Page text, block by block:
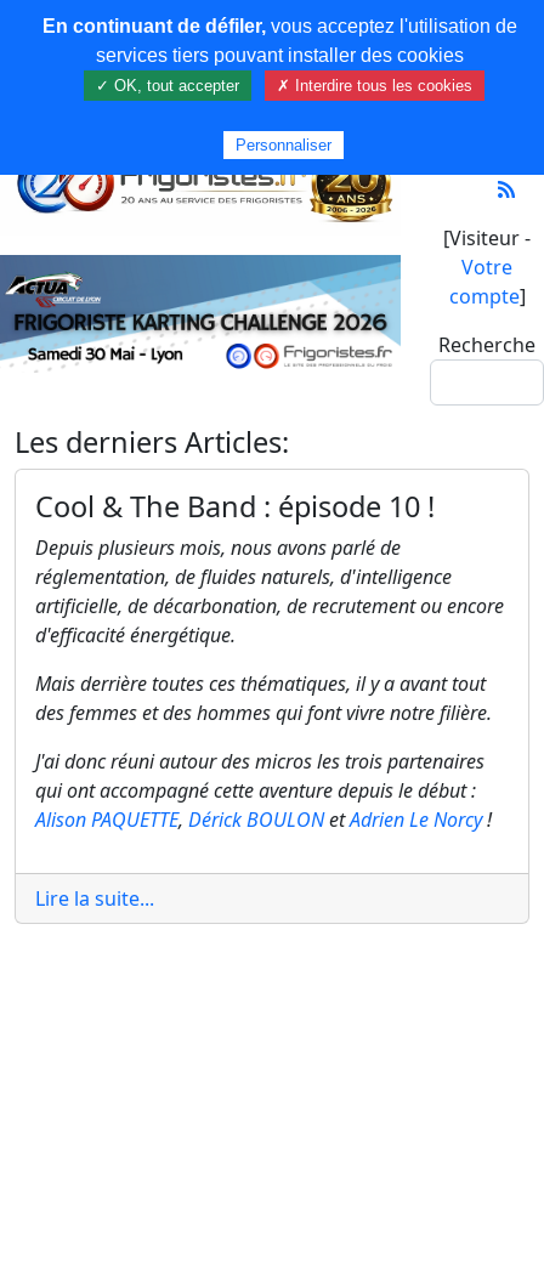
[Visiteur -
Votre
compte]
Recherche
Les derniers Articles:
Cool & The Band : épisode 10 !
Depuis plusieurs mois, nous avons parlé de
réglementation, de fluides naturels, d'intelligence
artificielle, de décarbonation, de recrutement ou encore
d'efficacité énergétique.
Mais derrière toutes ces thématiques, il y a avant tout
des femmes et des hommes qui font vivre notre filière.
J'ai donc réuni autour des micros les trois partenaires
qui ont accompagné cette aventure depuis le début :
Alison PAQUETTE, Dérick BOULONetAdrien Le Norcy!
Lire la suite...
En continuant de défiler,vous acceptez l'utilisation de
services tiers pouvant installer des cookies
✓ OK, tout accepter ✗ Interdire tous les cookies
Personnaliser